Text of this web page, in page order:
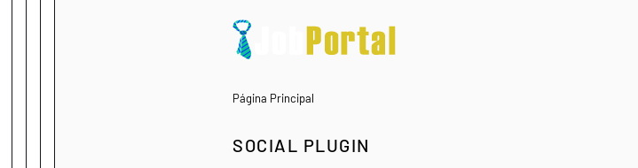
Página Principal
SOCIAL PLUGIN